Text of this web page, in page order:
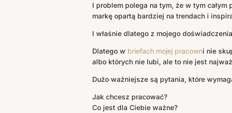
I problem polega na tym, że w tym
markę opartą bardziej na trendach i
I właśnie dlatego z mojego
Dlatego w briefach mojej pracowni nie
albo których nie lubi, ale to nie jest
Dużo ważniejsze są pytania, które
Jak chcesz pracować?
Co jest dla Ciebie ważne?